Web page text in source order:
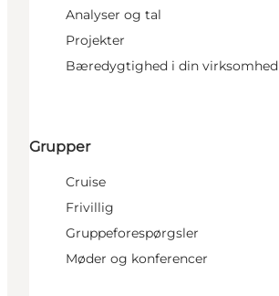
Analyser og tal
Projekter
Bæredygtighed i din virksomhed
Grupper
Cruise
Frivillig
Gruppeforespørgsler
Møder og konferencer